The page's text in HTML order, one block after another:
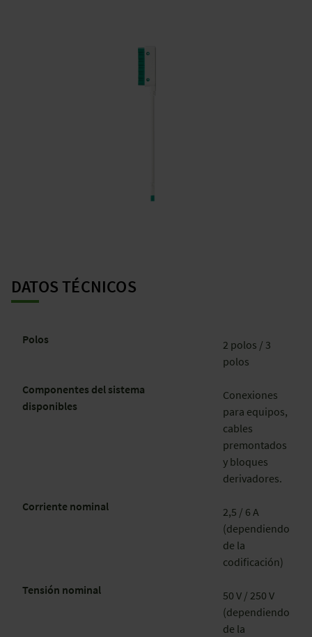
DATOS TÉCNICOS
Polos
2 polos / 3
polos
Componentes del sistema
disponibles
Conexiones
para equipos,
cables
premontados
y bloques
derivadores.
Corriente nominal
2,5 / 6 A
(dependiendo
de la
codificación)
Tensión nominal
50 V / 250 V
(dependiendo
de la